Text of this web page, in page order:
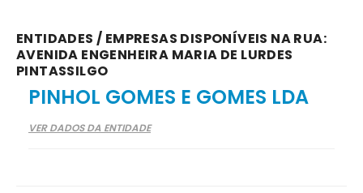
ENTIDADES / EMPRESAS DISPONÍVEIS NA RUA:
AVENIDA ENGENHEIRA MARIA DE LURDES
PINTASSILGO
PINHOL GOMES E GOMES LDA
VER DADOS DA ENTIDADE